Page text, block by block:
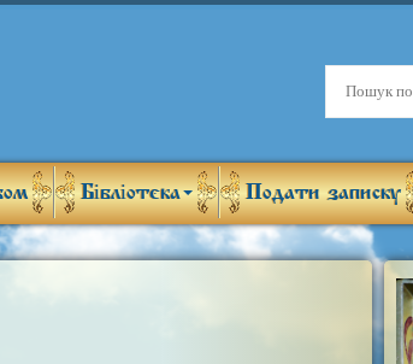
Бібліотека Подати записку